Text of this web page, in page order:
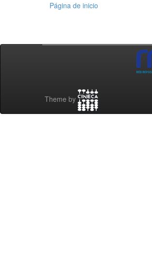
Página de inicio
Theme by